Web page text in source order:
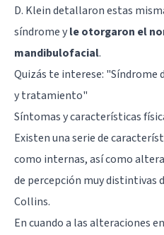
D. Klein detallaron estas
síndrome yle otorgaron el
mandibulofacial.
Quizás te interese: "Síndrome
y tratamiento"
Síntomas y características
Existen una serie de
como internas, así como
de percepción muy distintivas
Collins.
En cuando a las alteraciones